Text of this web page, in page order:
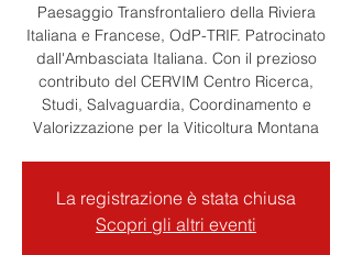
Paesaggio Transfrontaliero della Riviera
Italiana e Francese, OdP-TRIF. Patrocinato
dall'Ambasciata Italiana. Con il prezioso
contributo del CERVIM Centro Ricerca,
Studi, Salvaguardia, Coordinamento e
Valorizzazione per la Viticoltura Montana
La registrazione è stata chiusa
Scopri gli altri eventi